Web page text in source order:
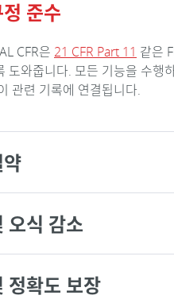
준수
CFR은 21 CFR Part 11 같은
도와줍니다. 모든 기능을 수행
관련 기록에 연결됩니다.
오식 감소
정확도 보장